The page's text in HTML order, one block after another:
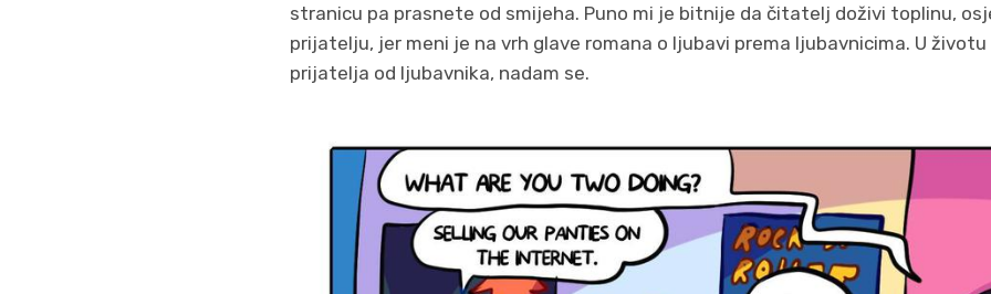
stranicu pa prasnete od smijeha. Puno mi je bitnije da čitatelj doživi toplinu,
prijatelju, jer meni je na vrh glave romana o ljubavi prema ljubavnicima. U
prijatelja od ljubavnika, nadam se.